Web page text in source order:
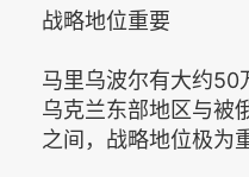
战略地位重要
马里乌波尔有大约50
乌克兰东部地区与被
之间，战略地位极为